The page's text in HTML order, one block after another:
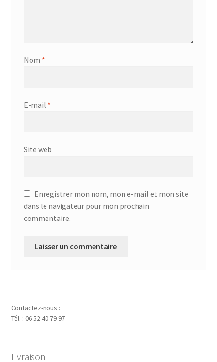
Nom *
E-mail *
Site web
Enregistrer mon nom, mon e-mail et mon site
dans le navigateur pour mon prochain
commentaire.
Contactez-nous :
Tél. : 06 52 40 79 97
Livraison